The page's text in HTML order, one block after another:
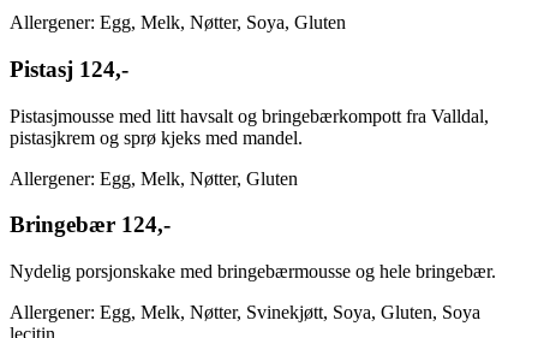
Allergener: Egg, Melk, Nøtter, Soya, Gluten
Pistasj 124,-
Pistasjmousse med litt havsalt og bringebærkompott fra Valldal,
pistasjkrem og sprø kjeks med mandel.
Allergener: Egg, Melk, Nøtter, Gluten
Bringebær 124,-
Nydelig porsjonskake med bringebærmousse og hele bringebær.
Allergener: Egg, Melk, Nøtter, Svinekjøtt, Soya, Gluten, Soya
lecitin